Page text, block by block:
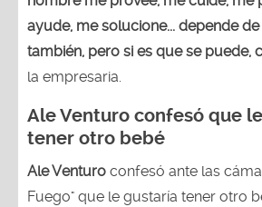
ayude, me solucione... depende
también, pero si es que se puede,
la empresaria.
Ale Venturo confesó que
tener otro bebé
Ale Venturo confesó ante las
Fuego" que le gustaría tener otro